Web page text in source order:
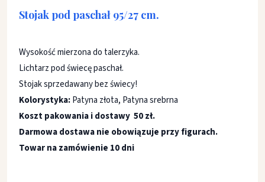
Stojak pod paschał 95/27 cm.
Wysokość mierzona do talerzyka.
Lichtarz pod świecę paschał.
Stojak sprzedawany bez świecy!
Kolorystyka:Patyna złota, Patyna srebrna
Koszt pakowania i dostawy 50 zł.
Darmowa dostawa nie obowiązuje przy figurach.
Towar na zamówienie 10 dni